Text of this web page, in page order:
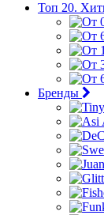
Топ 20.
Бренды